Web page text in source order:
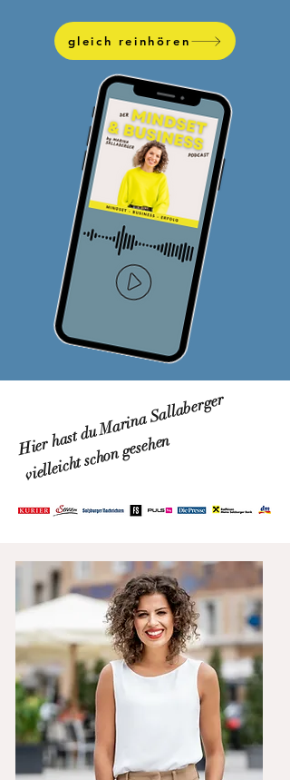
gleich reinhören
Hier hast du Marina Sallaberger
vielleicht schon gesehen